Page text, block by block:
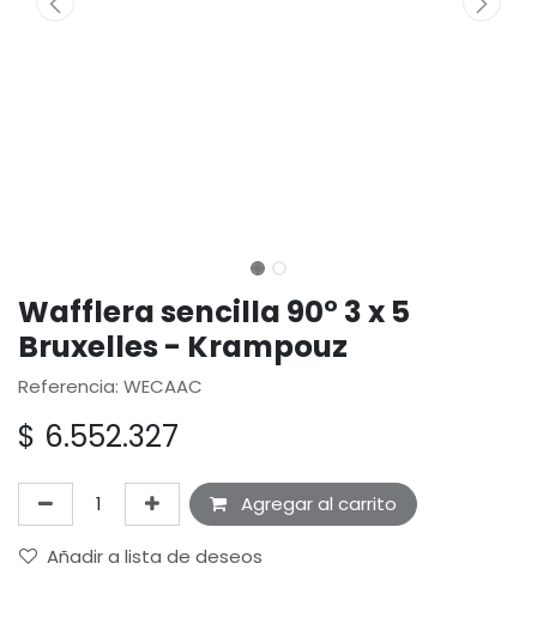
Wafflera sencilla 90° 3 x 5
Bruxelles - Krampouz
Referencia: WECAAC
$ 6.552.327
Agregar al carrito
Añadir a lista de deseos